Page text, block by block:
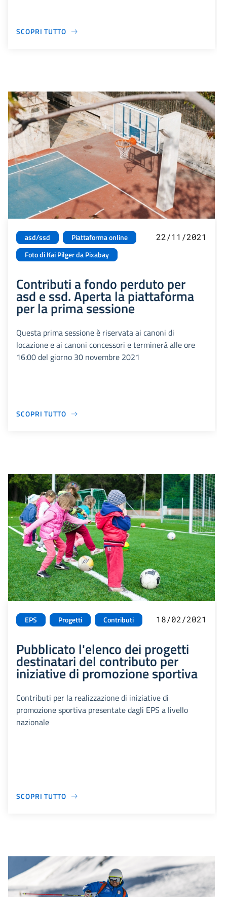
SCOPRI TUTTO
asd/ssd
Piattaforma online
Foto di Kai Pilger da Pixabay
22/11/2021
Contributi a fondo perduto per
asd e ssd. Aperta la piattaforma
per la prima sessione
Questa prima sessione è riservata ai canoni di
locazione e ai canoni concessori e terminerà alle ore
16:00 del giorno 30 novembre 2021
SCOPRI TUTTO
EPS Progetti Contributi 18/02/2021
Pubblicato l'elenco dei progetti
destinatari del contributo per
iniziative di promozione sportiva
Contributi per la realizzazione di iniziative di
promozione sportiva presentate dagli EPS a livello
nazionale
SCOPRI TUTTO